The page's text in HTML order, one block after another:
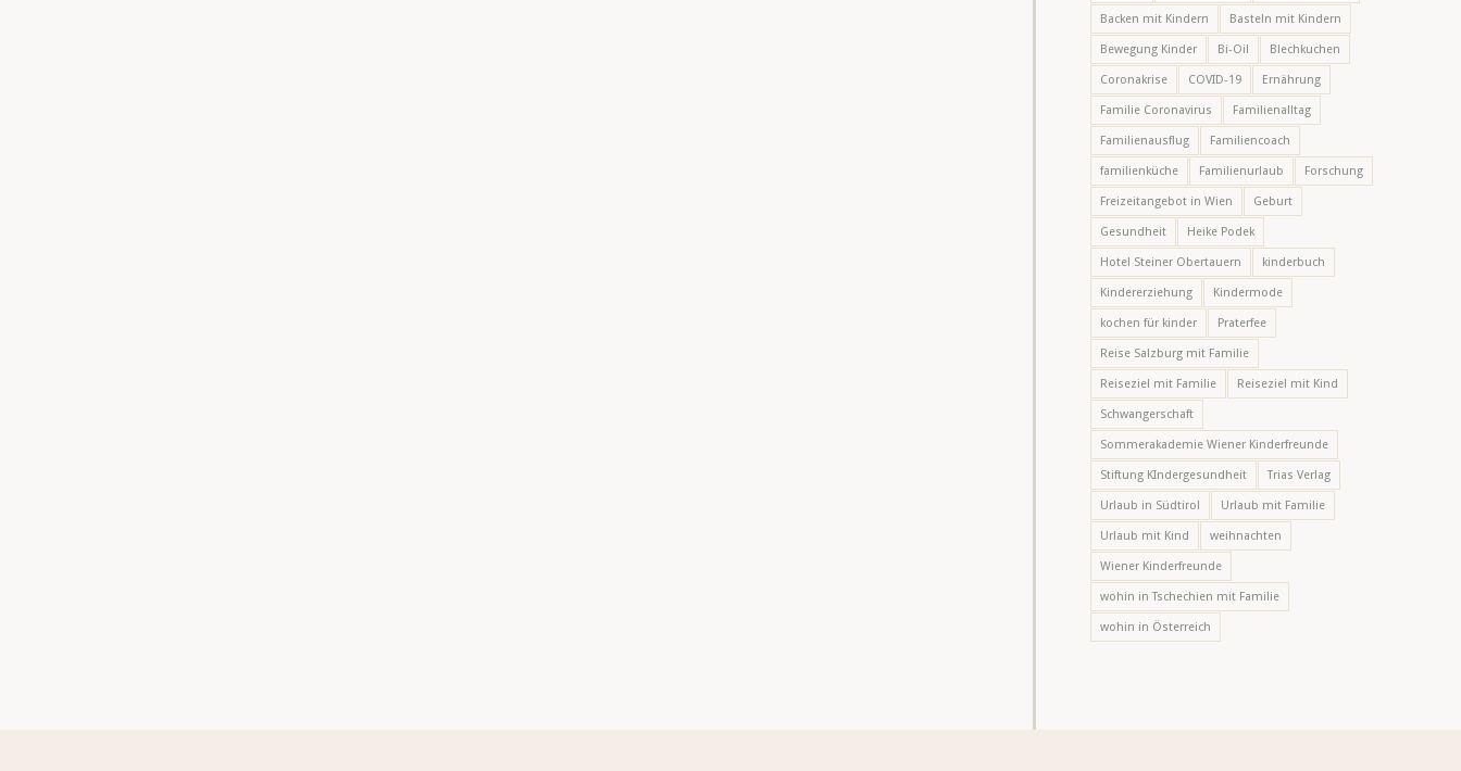
Backen mit Kindern Basteln mit Kindern
Bewegung Kinder Bi-Oil Blechkuchen
Coronakrise COVID-19 Ernährung
Familie Coronavirus Familienalltag
Familienausflug Familiencoach
familienküche Familienurlaub Forschung
Freizeitangebot in Wien Geburt
Gesundheit Heike Podek
Hotel Steiner Obertauern kinderbuch
Kindererziehung Kindermode
kochen für kinder Praterfee
Reise Salzburg mit Familie
Reiseziel mit Familie Reiseziel mit Kind
Schwangerschaft
Sommerakademie Wiener Kinderfreunde
Stiftung KIndergesundheit Trias Verlag
Urlaub in Südtirol Urlaub mit Familie
Urlaub mit Kind weihnachten
Wiener Kinderfreunde
wohin in Tschechien mit Familie
wohin in Österreich